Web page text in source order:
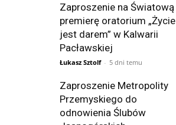
Zaproszenie na Światową
premierę oratorium „Życie
jest darem” w Kalwarii
Pacławskiej
Łukasz Sztolf - 5 dni temu
Zaproszenie Metropolity
Przemyskiego do
odnowienia Ślubów